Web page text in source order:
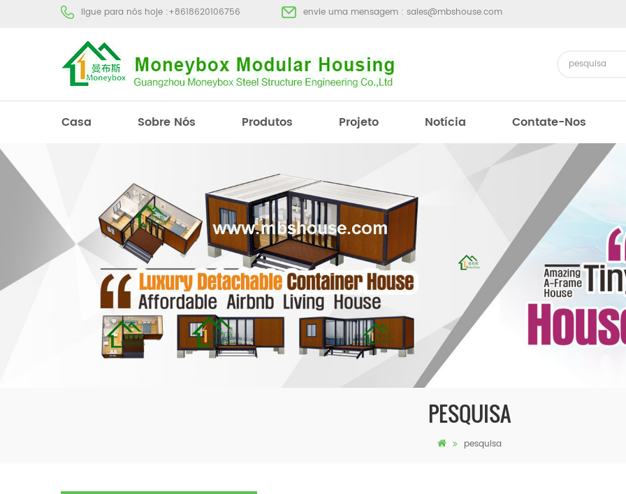
ligue para nós hoje :+8618620106756 envie uma mensagem : sales@mbshouse.com
Casa Sobre Nós Produtos Projeto Notícia Contate-Nos
PESQUISA
pesquisa